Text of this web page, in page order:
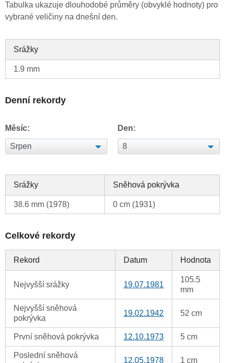
Tabulka ukazuje dlouhodobé průměry (obvyklé hodnoty) pro
vybrané veličiny na dnešní den.
Srážky
1.9 mm
Denní rekordy
Měsíc: Den:
Srážky Sněhová pokrývka
38.6 mm (1978) 0 cm (1931)
Celkové rekordy
Rekord Datum Hodnota
Nejvyšší srážky 19.07.1981
105.5
mm
Nejvyšší sněhová
pokrývka
19.02.1942 52 cm
První sněhová pokrývka 12.10.1973 5 cm
Poslední sněhová
12.05.1978 1 cm